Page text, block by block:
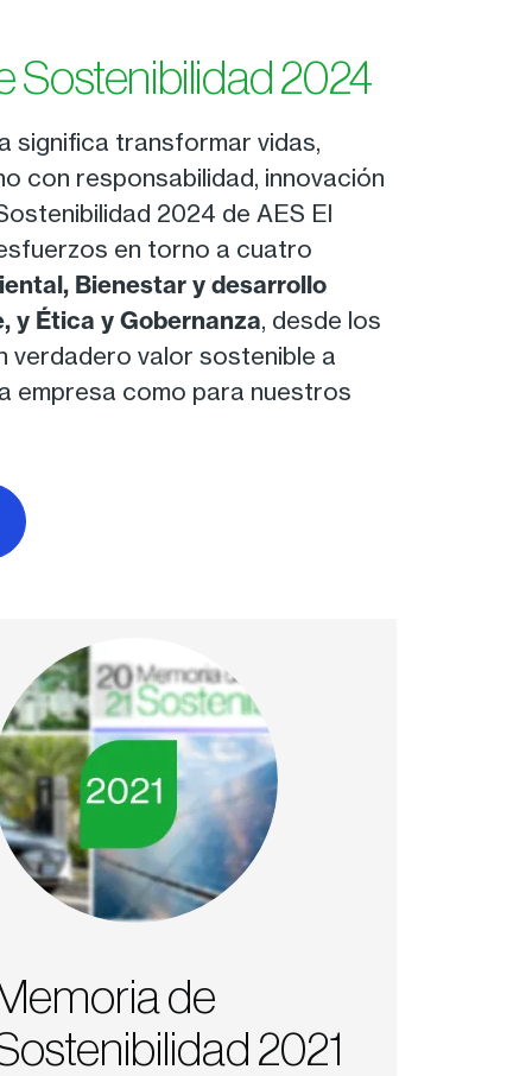
Sostenibilidad 2024
significa transformar vidas,
con responsabilidad, innovación
2024 de AES El
en torno a cuatro
Bienestar y desarrollo
y Ética y Gobernanza, desde los
verdadero valor sostenible a
empresa como para nuestros
de
2021